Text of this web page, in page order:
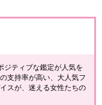
ジティブな鑑定が人気を
支持率が高い、大人気フ
スが、迷える女性たちの